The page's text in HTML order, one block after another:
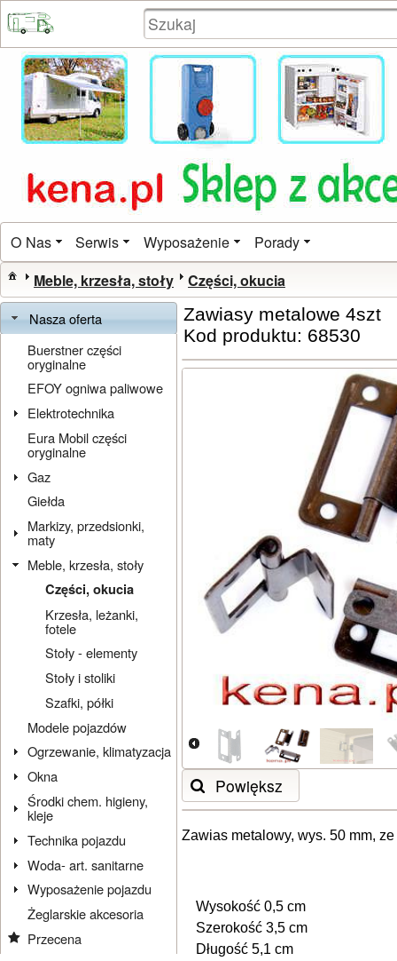
O Nas Serwis Wyposażenie Porady
Meble, krzesła, stoły Części, okucia
Nasza oferta
Buerstner części
oryginalne
EFOY ogniwa paliwowe
Elektrotechnika
Eura Mobil części
oryginalne
Gaz
Giełda
Markizy, przedsionki,
maty
Meble, krzesła, stoły
Części, okucia
Krzesła, leżanki,
fotele
Stoły - elementy
Stoły i stoliki
Szafki, półki
Modele pojazdów
Ogrzewanie, klimatyzacja
Okna
Środki chem. higieny,
kleje
Technika pojazdu
Woda- art. sanitarne
Wyposażenie pojazdu
Żeglarskie akcesoria
Przecena
Zawiasy metalowe 4szt
Kod produktu: 68530
Powiększ
Zawias metalowy, wys. 50 mm,
Wysokość 0,5 cm
Szerokość 3,5 cm
Długość 5,1 cm